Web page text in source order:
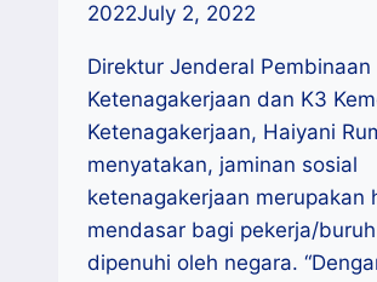
2022July 2, 2022
Direktur Jenderal
Ketenagakerjaan dan K3
Ketenagakerjaan, Haiyani
menyatakan, jaminan sosial
ketenagakerjaan merupakan
mendasar bagi pekerja/
dipenuhi oleh negara.